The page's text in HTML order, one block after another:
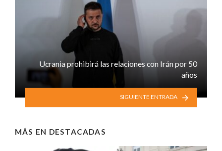
Ucrania prohibirá las relaciones con Irán por 50
años
SIGUIENTE ENTRADA
MÁS EN DESTACADAS